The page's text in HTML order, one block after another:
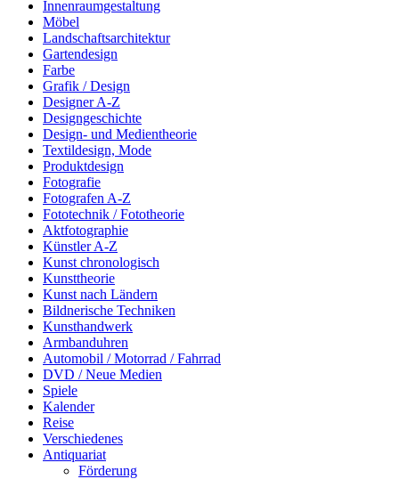
Innenraumgestaltung
Möbel
Landschaftsarchitektur
Gartendesign
Farbe
Grafik / Design
Designer A-Z
Designgeschichte
Design- und Medientheorie
Textildesign, Mode
Produktdesign
Fotografie
Fotografen A-Z
Fototechnik / Fototheorie
Aktfotographie
Künstler A-Z
Kunst chronologisch
Kunsttheorie
Kunst nach Ländern
Bildnerische Techniken
Kunsthandwerk
Armbanduhren
Automobil / Motorrad / Fahrrad
DVD / Neue Medien
Spiele
Kalender
Reise
Verschiedenes
Antiquariat
Förderung